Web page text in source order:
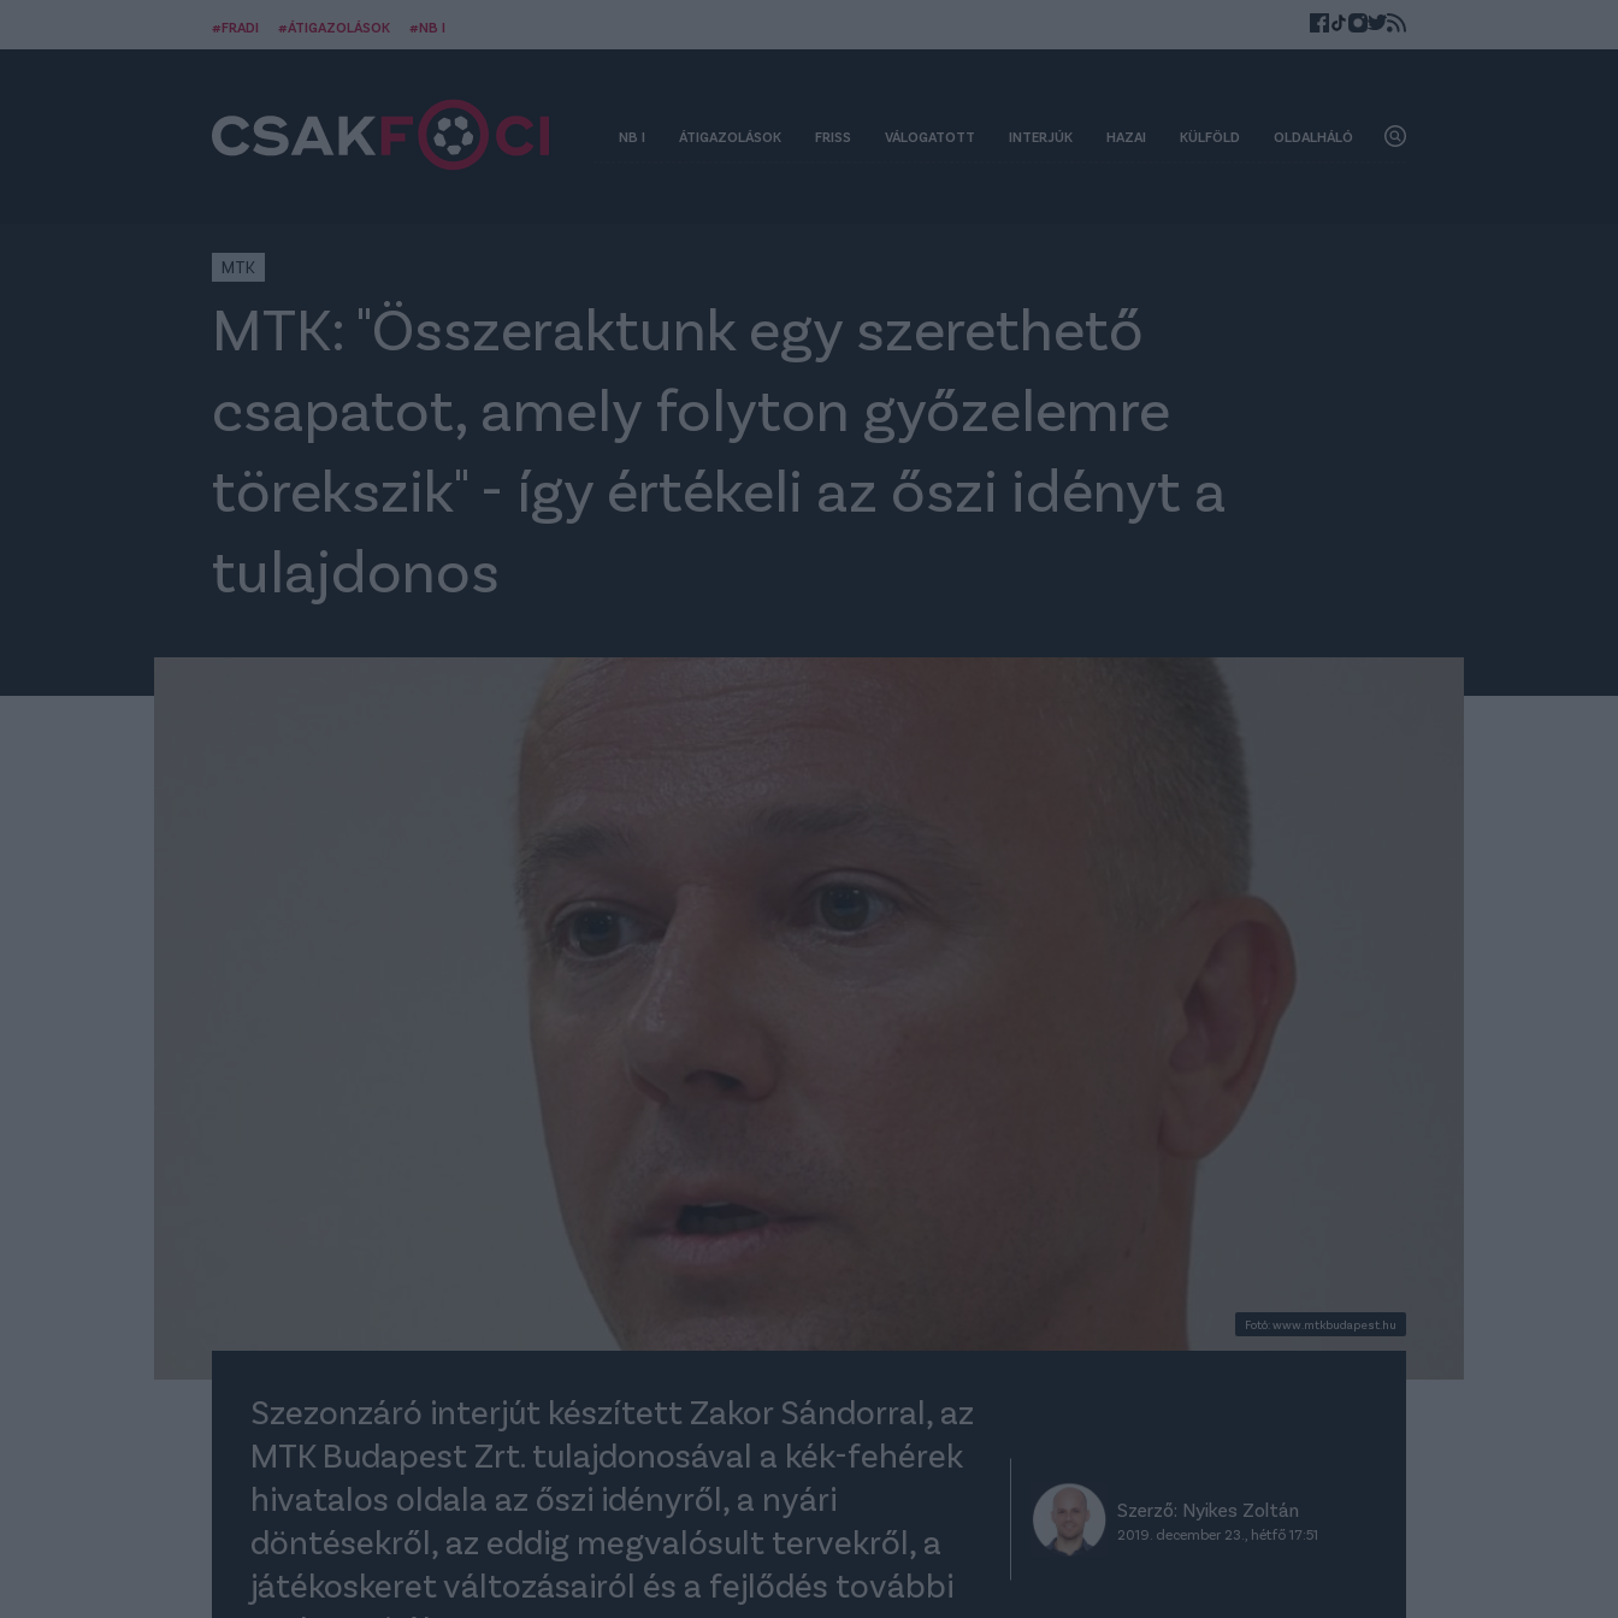
#FRADI #ÁTIGAZOLÁSOK #NB I
NB I ÁTIGAZOLÁSOK FRISS VÁLOGATOTT INTERJÚK HAZAI KÜLFÖLD OLDALHÁLÓ
MTK
MTK: "Összeraktunk egy szerethető
csapatot, amely folyton győzelemre
törekszik" - így értékeli az őszi idényt a
tulajdonos
Fotó: www.mtkbudapest.hu
Szezonzáró interjút készített Zakor Sándorral, az
MTK Budapest Zrt. tulajdonosával a kék-fehérek
hivatalos oldala az őszi idényről, a nyári
döntésekről, az eddig megvalósult tervekről, a
játékoskeret változásairól és a fejlődés további
Szerző: Nyikes Zoltán
2019. december 23., hétfő 17:51